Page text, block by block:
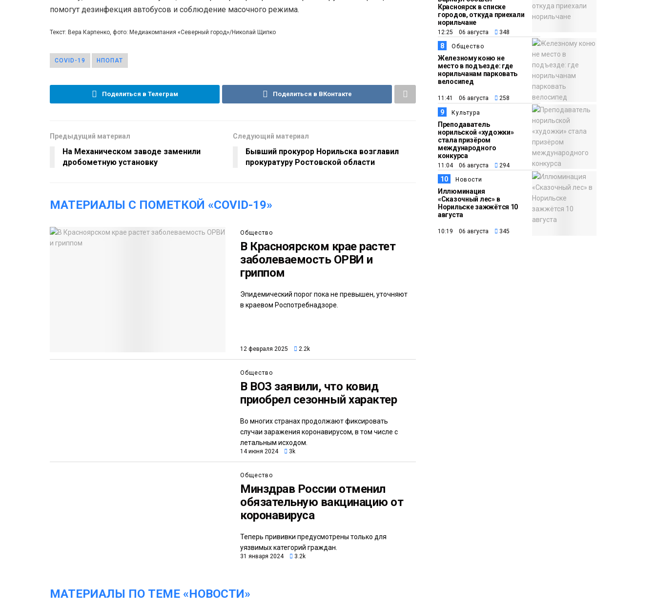
помогут дезинфекция автобусов и соблюдение масочного режима.
Текст: Вера Карпенко, фото: Медиакомпания «Северный город»/Николай Щипко
COVID-19 НПОПАТ
Поделиться в Телеграм Поделиться в ВКонтакте
Предыдущий материал
На Механическом заводе заменили
дробометную установку
Следующий материал
Бывший прокурор Норильска возглавил
прокуратуру Ростовской области
МАТЕРИАЛЫ С ПОМЕТКОЙ «COVID-19»
Общество
В Красноярском крае растет
заболеваемость ОРВИ и
гриппом
Эпидемический порог пока не превышен, уточняют
в краевом Роспотребнадзоре.
12 февраля 2025 2.2k
Общество
В ВОЗ заявили, что ковид
приобрел сезонный характер
Во многих странах продолжают фиксировать
случаи заражения коронавирусом, в том числе с
летальным исходом.
14 июня 2024 3k
Общество
Минздрав России отменил
обязательную вакцинацию от
коронавируса
Теперь прививки предусмотрены только для
уязвимых категорий граждан.
31 января 2024 3.2k
Красноярск в списке
городов, откуда приехали
норильчане
12:25 06 августа 348
8 Общество
Железному коню не
место в подъезде: где
норильчанам парковать
велосипед
11:41 06 августа 258
9 Культура
Преподаватель
норильской «художки»
стала призёром
международного
конкурса
11:04 06 августа 294
10 Новости
Иллюминация
«Сказочный лес» в
Норильске зажжётся 10
августа
10:19 06 августа 345
МАТЕРИАЛЫ ПО ТЕМЕ «НОВОСТИ»